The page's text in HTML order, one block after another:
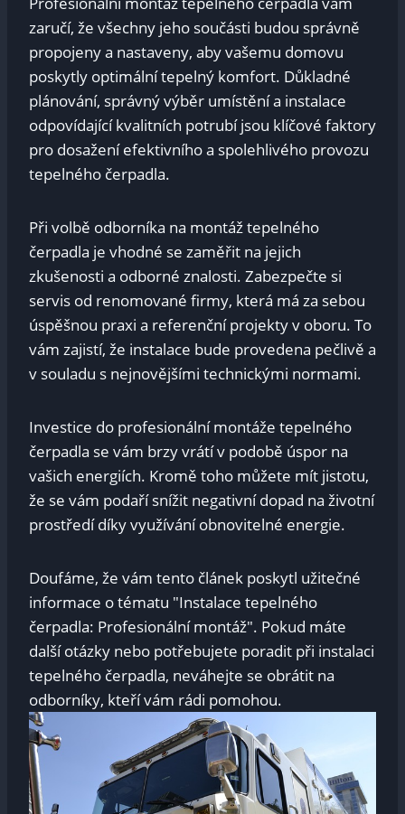
zaručí, že všechny jeho součásti budou správně
propojeny a nastaveny, aby vašemu domovu
poskytly optimální tepelný komfort. Důkladné
plánování, správný výběr umístění a instalace
odpovídající kvalitních potrubí jsou klíčové faktory
pro dosažení efektivního a spolehlivého provozu
tepelného čerpadla.
Při volbě odborníka na montáž tepelného
čerpadla je vhodné se zaměřit na jejich
zkušenosti a odborné znalosti. Zabezpečte si
servis od renomované firmy, která má za sebou
úspěšnou praxi a referenční projekty v oboru. To
vám zajistí, že instalace bude provedena pečlivě a
v souladu s nejnovějšími technickými normami.
Investice do profesionální montáže tepelného
čerpadla se vám brzy vrátí v podobě úspor na
vašich energiích. Kromě toho můžete mít jistotu,
že se vám podaří snížit negativní dopad na životní
prostředí díky využívání obnovitelné energie.
Doufáme, že vám tento článek poskytl užitečné
informace o tématu "Instalace tepelného
čerpadla: Profesionální montáž". Pokud máte
další otázky nebo potřebujete poradit při instalaci
tepelného čerpadla, neváhejte se obrátit na
odborníky, kteří vám rádi pomohou.